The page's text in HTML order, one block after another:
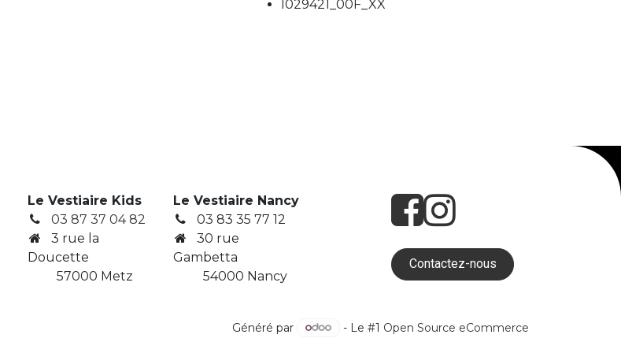
I029421_00F_XX
Le Vestiaire Kids
03 87 37 04 82
3 rue la
Doucette
​ 57000 Metz
Le Vestiaire Nancy
03 83 35 77 12
30 rue
Gambetta
​ 54000 Nancy
Contactez-nous
Généré par - Le #1 Open Source eCommerce